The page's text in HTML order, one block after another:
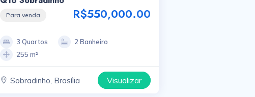
Para venda R$550,000.00
3 Quartos
2 Banheiro
255 m²
Sobradinho, Brasília Visualizar